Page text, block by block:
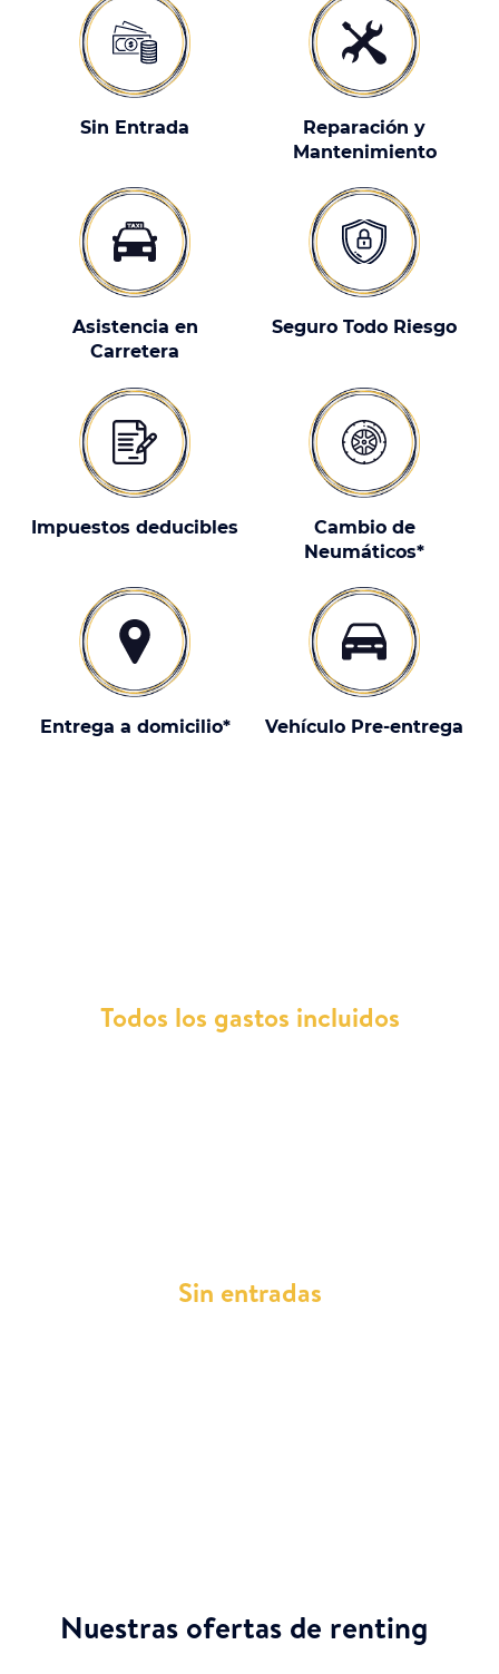
Sin Entrada
Reparación y
Mantenimiento
Asistencia en
Carretera
Seguro Todo Riesgo
Impuestos deducibles
Cambio de
Neumáticos*
Entrega a domicilio* Vehículo Pre-entrega
Todos los gastos incluidos
Sin entradas
Nuestras ofertas de renting